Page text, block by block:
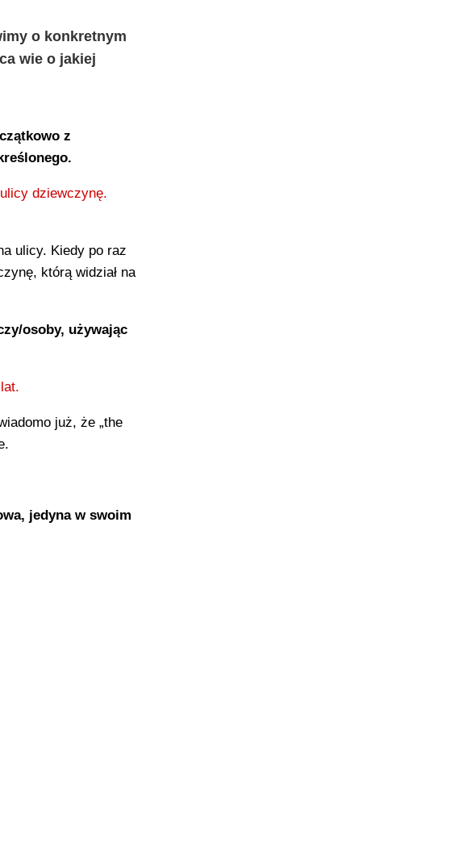
o konkretnym
wie o jakiej
z
dziewczynę.
ulicy. Kiedy po raz
którą widział na
osoby, używając
już, że „the
jedyna w swoim